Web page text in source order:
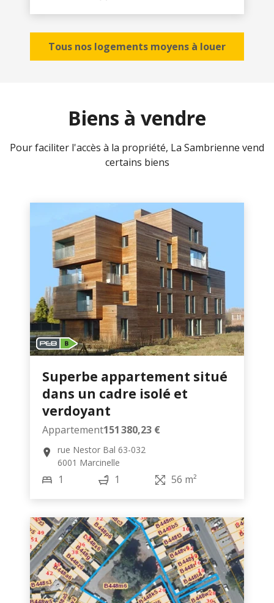
Tous nos logements moyens à louer
Biens à vendre
Pour faciliter l'accès à la propriété, La Sambrienne vend
certains biens
Superbe appartement situé
dans un cadre isolé et
verdoyant
1 1 56 m²
Appartement151 380,23 €
rue Nestor Bal 63-032
6001 Marcinelle